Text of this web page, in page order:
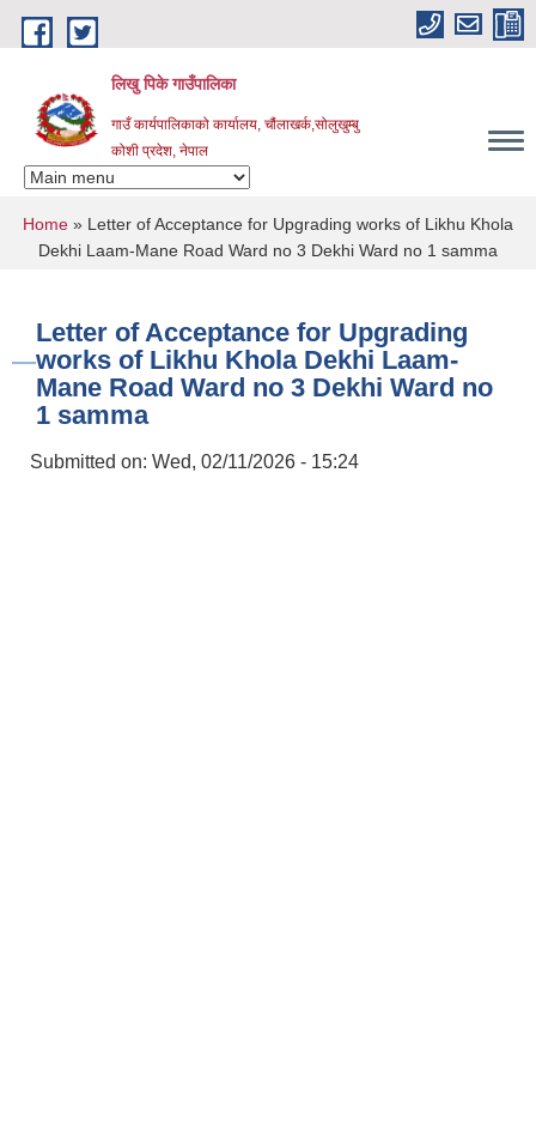
Skip to main content
लिखु पिके गाउँपालिका
गाउँ कार्यपालिकाको कार्यालय, चौंलाखर्क,सोलुखुम्बु
कोशी प्रदेश, नेपाल
You are here
Home » Letter of Acceptance for Upgrading works of Likhu Khola
Dekhi Laam-Mane Road Ward no 3 Dekhi Ward no 1 samma
Letter of Acceptance for Upgrading
works of Likhu Khola Dekhi Laam-
Mane Road Ward no 3 Dekhi Ward no
1 samma
Submitted on: Wed, 02/11/2026 - 15:24